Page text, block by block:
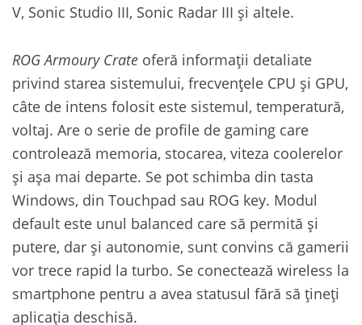
V, Sonic Studio III, Sonic Radar III și altele.
ROG Armoury Crate oferă informații detaliate
privind starea sistemului, frecvențele CPU și GPU,
câte de intens folosit este sistemul, temperatură,
voltaj. Are o serie de profile de gaming care
controlează memoria, stocarea, viteza coolerelor
și așa mai departe. Se pot schimba din tasta
Windows, din Touchpad sau ROG key. Modul
default este unul balanced care să permită și
putere, dar și autonomie, sunt convins că gamerii
vor trece rapid la turbo. Se conectează wireless la
smartphone pentru a avea statusul fără să țineți
aplicația deschisă.